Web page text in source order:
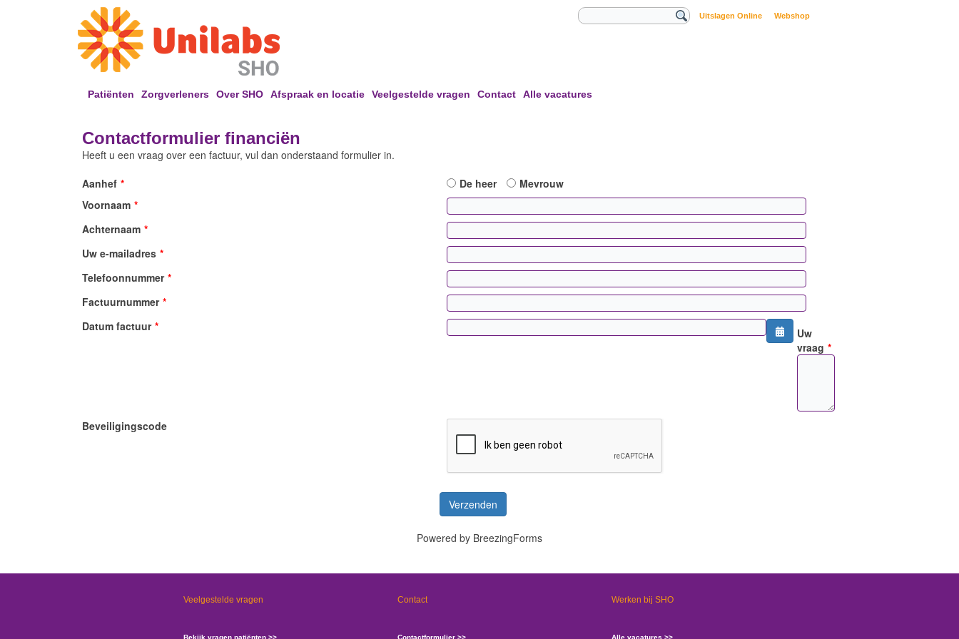
Uitslagen Online Webshop
Patiënten Zorgverleners Over SHO Afspraak en locatie Veelgestelde vragen Contact Alle vacatures
Contactformulier financiën
Heeft u een vraag over een factuur, vul dan onderstaand formulier in.
Aanhef * De heer
Mevrouw
Voornaam *
Achternaam *
Uw e-mailadres *
Telefoonnummer *
Factuurnummer *
Datum factuur * Open the calendar
Uw
vraag *
Beveiligingscode
Verzenden
Powered by BreezingForms
Veelgestelde vragen
Bekijk vragen patiënten >>
Contact
Contactformulier >>
Werken bij SHO
Alle vacatures >>